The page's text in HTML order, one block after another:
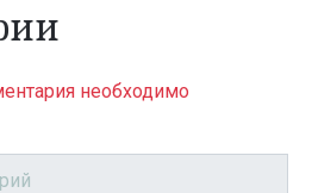
необходимо